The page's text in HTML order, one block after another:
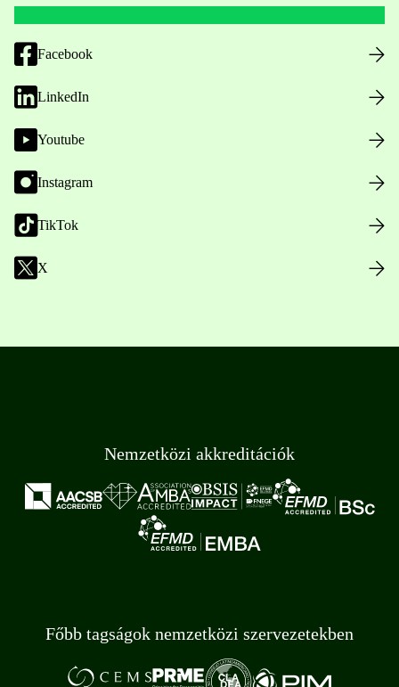
Facebook
LinkedIn
Youtube
Instagram
TikTok
X
Nemzetközi akkreditációk
Főbb tagságok nemzetközi szervezetekben